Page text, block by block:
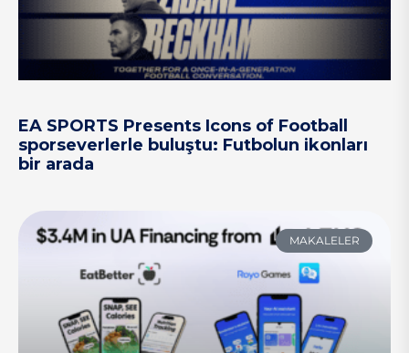
EA SPORTS Presents Icons of Football
sporseverlerle buluştu: Futbolun ikonları
bir arada
MAKALELER